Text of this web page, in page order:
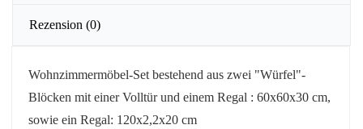
Rezension (0)
Wohnzimmermöbel-Set bestehend aus zwei "Würfel"-
Blöcken mit einer Volltür und einem Regal : 60x60x30 cm,
sowie ein Regal: 120x2,2x20 cm